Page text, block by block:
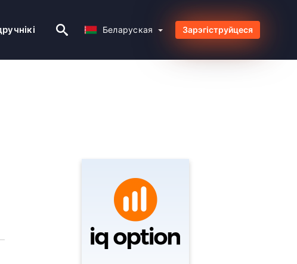
Беларуская
Беларуская Зарэгіструйцеся